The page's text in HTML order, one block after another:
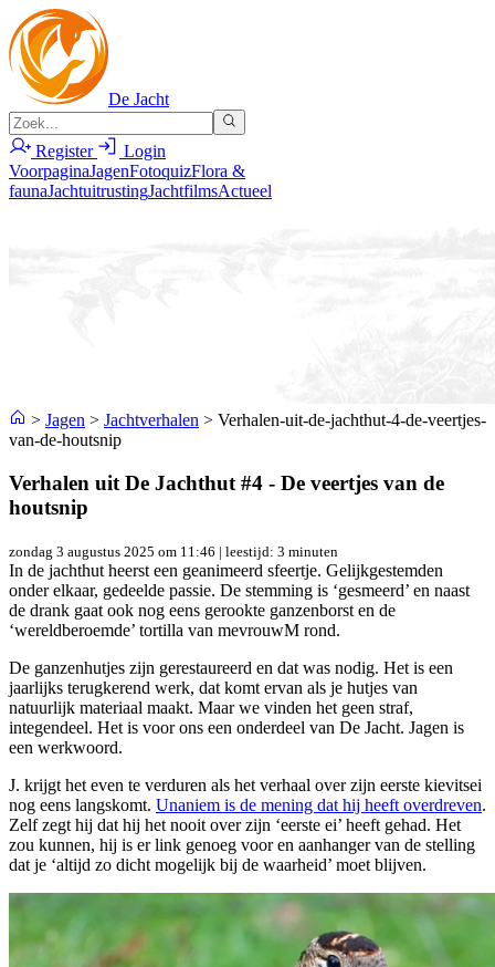
De Jacht
Register
Login
VoorpaginaJagenFotoquizFlora &
faunaJachtuitrustingJachtfilmsActueel
> Jagen > Jachtverhalen > Verhalen-uit-de-jachthut-4-de-veertjes-
van-de-houtsnip
Verhalen uit De Jachthut #4 - De veertjes van de
houtsnip
zondag 3 augustus 2025 om 11:46 | leestijd: 3 minuten
In de jachthut heerst een geanimeerd sfeertje. Gelijkgestemden
onder elkaar, gedeelde passie. De stemming is ‘gesmeerd’ en naast
de drank gaat ook nog eens gerookte ganzenborst en de
‘wereldberoemde’ tortilla van mevrouwM rond.
De ganzenhutjes zijn gerestaureerd en dat was nodig. Het is een
jaarlijks terugkerend werk, dat komt ervan als je hutjes van
natuurlijk materiaal maakt. Maar we vinden het geen straf,
integendeel. Het is voor ons een onderdeel van De Jacht. Jagen is
een werkwoord.
J. krijgt het even te verduren als het verhaal over zijn eerste kievitsei
nog eens langskomt. Unaniem is de mening dat hij heeft overdreven.
Zelf zegt hij dat hij het nooit over zijn ‘eerste ei’ heeft gehad. Het
zou kunnen, hij is er link genoeg voor en aanhanger van de stelling
dat je ‘altijd zo dicht mogelijk bij de waarheid’ moet blijven.